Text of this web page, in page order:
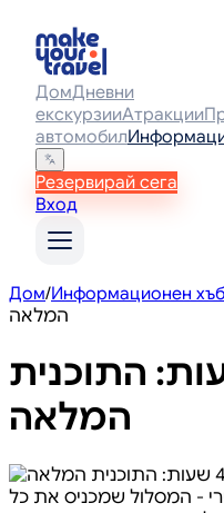
ДомДневни
екскурзииАтракции
автомобил
Резервирай сега
Вход
Дом/Информационен хъб
המלאה
ב-48 שעות: התוכנית
המלאה
- המסלול שמכניס את כל